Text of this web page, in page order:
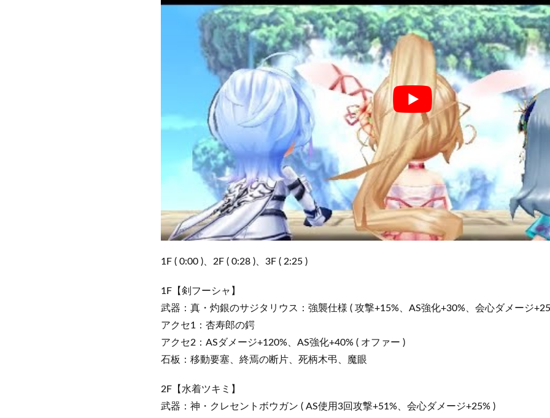
1F ( 0:00 )、2F ( 0:28 )、3F ( 2:25 )
1F【剣フーシャ】
武器：真・灼銀のサジタリウス：強襲仕様 ( 攻撃+15%、AS強化+30%、会心ダメージ
アクセ1：杏寿郎の鍔
アクセ2：ASダメージ+120%、AS強化+40% ( オファー )
石板：移動要塞、終焉の断片、死柄木弔、魔眼
2F【水着ツキミ】
武器：神・クレセントボウガン ( AS使用3回攻撃+51%、会心ダメージ+25% )